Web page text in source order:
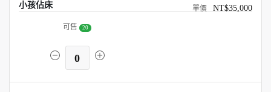
小孩佔床 NT$35,000
可售 20
0